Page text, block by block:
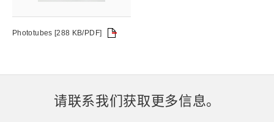
Phototubes [288 KB/PDF]
请联系我们获取更多信息。